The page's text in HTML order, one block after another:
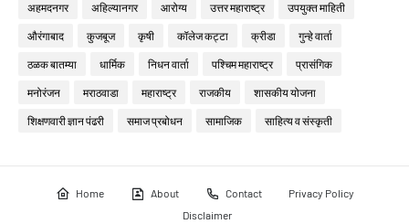
अहमदनगर अहिल्यानगर आरोग्य उत्तर महाराष्ट्र उपयुक्त माहिती
औरंगाबाद कुजबूज कृषी कॉलेज कट्टा क्रीडा गुन्हे वार्ता
ठळक बातम्या धार्मिक निधन वार्ता पश्चिम महाराष्ट्र प्रासंगिक
मनोरंजन मराठवाडा महाराष्ट्र राजकीय शासकीय योजना
शिक्षणवारी ज्ञान पंढरी समाज प्रबोधन सामाजिक साहित्य व संस्कृती
Home About Contact
Privacy Policy
Disclaimer